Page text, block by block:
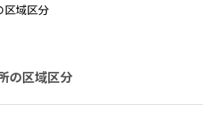
区域区分
の区域区分